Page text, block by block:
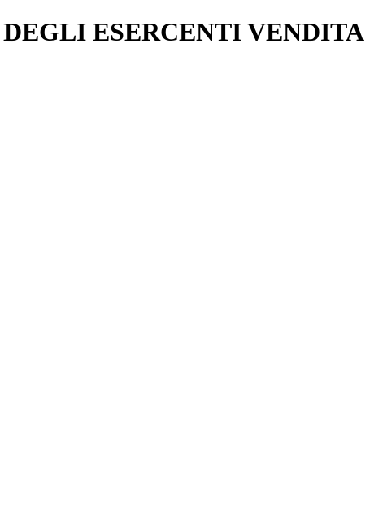
ESERCENTI VENDITA